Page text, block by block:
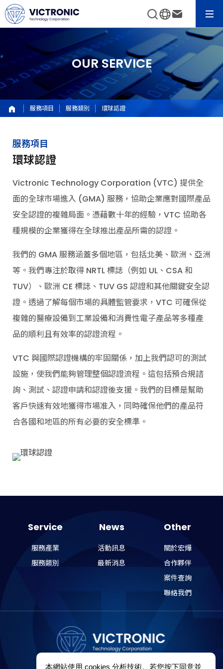
本網站使用 cookies 分析技術。若您按下同意並
OUR SERVICE
服務項目 服務類別 環球認證
服務項目
環球認證
Victronic Technology Corporation (VTC) 提供全
面的全球市場進入 (GMA) 服務，協助企業應對國際產品
安全認證的複雜局面。憑藉數十年的經驗，VTC 協助各
種規模的企業獲得在全球推出產品所需的認證。
我們的 GMA 服務涵蓋多個地區，包括北美、歐洲、亞洲
等。我們專注於取得 NRTL 標誌（例如 UL、CSA 和
TUV）、歐洲 CE 標誌、TUV GS 認證和其他關鍵安全認
證。透過了解每個市場的具體監管要求，VTC 可確保從
複雜的醫療設備到工業設備和消費性電子產品等多種產
品的順利且有效率的認證流程。
VTC 與國際認證機構的牢固關係，加上我們認可的測試
設施，使我們能夠管理整個認證流程。這包括預合規諮
詢、測試、認證申請和認證後支援。我們的目標是幫助
客戶快速有效地獲得市場准入，同時確保他們的產品符
合各國和地區的所有必要的安全標準。
Service
服務產業
服務類別
News
活動訊息
最新消息
Other
關於宏爗
合作夥伴
案件查詢
聯絡我們